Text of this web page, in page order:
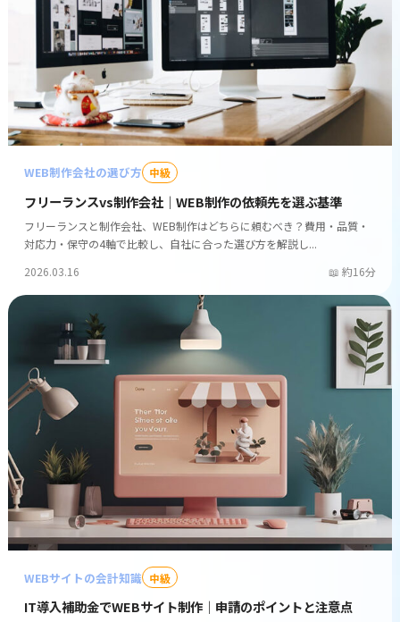
WEB制作会社の選び方 中級
フリーランスvs制作会社｜WEB制作の依頼先を選ぶ基準
フリーランスと制作会社、WEB制作はどちらに頼むべき？費用・品質・
対応力・保守の4軸で比較し、自社に合った選び方を解説し...
2026.03.16
約16分
WEBサイトの会計知識 中級
IT導入補助金でWEBサイト制作｜申請のポイントと注意点